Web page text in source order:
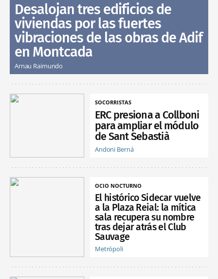
Desalojan tres edificios de
viviendas por las fuertes
vibraciones de las obras de Adif
en Montcada
Arnau Raimundo
SOCORRISTAS
ERC presiona a Collboni
para ampliar el módulo
de Sant Sebastià
Andoni Berná
OCIO NOCTURNO
El histórico Sidecar vuelve
a la Plaza Reial: la mítica
sala recupera su nombre
tras dejar atrás el Club
Sauvage
Metrópoli